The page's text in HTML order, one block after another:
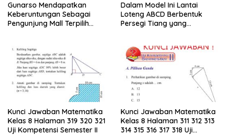
Gunarso Mendapatkan
Keberuntungan Sebagai
Pengunjung Mall Terpilih
Dalam Model Ini Lantai
Loteng ABCD Berbentuk
Persegi Tiang yang
Kunci Jawaban Matematika
Kelas 8 Halaman 319 320 321
Uji Kompetensi Semester II
Kunci Jawaban Matematika
Kelas 8 Halaman 311 312 313
314 315 316 317 318 Uji